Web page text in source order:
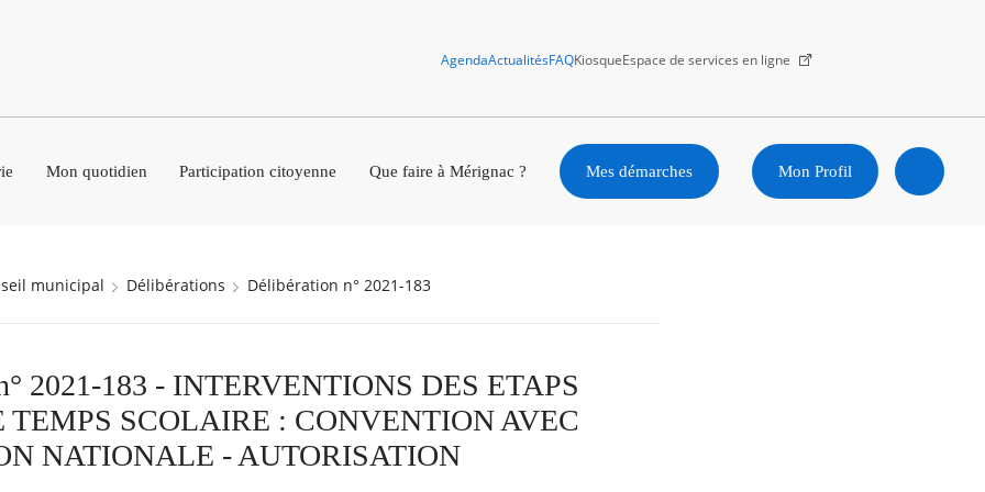
AgendaActualitésFAQKiosqueEspace de services en ligne
Mon quotidien Participation citoyenne Que faire à Mérignac ? Mes démarches Mon Profil
municipal Délibérations Délibération n° 2021-183
2021-183 - INTERVENTIONS DES ETAPS
SCOLAIRE : CONVENTION AVEC
NATIONALE - AUTORISATION